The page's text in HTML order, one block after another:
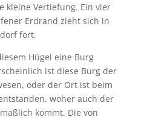
kleine Vertiefung. Ein vier
Erdrand zieht sich in
fort.
Hügel eine Burg
ist diese Burg der
oder der Ort ist beim
woher auch der
kommt. Die von